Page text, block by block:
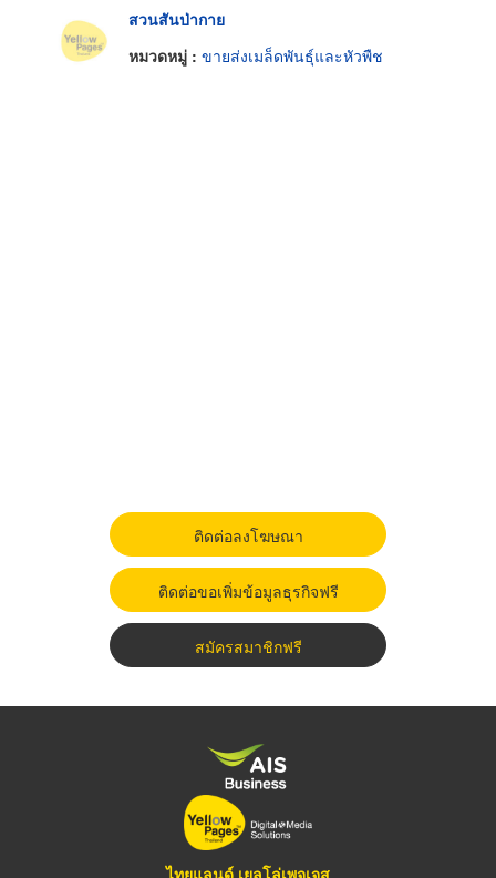
สวนสันป่ากาย
หมวดหมู่ : ขายส่งเมล็ดพันธุ์และหัวพืช
ติดต่อลงโฆษณา
ติดต่อขอเพิ่มข้อมูลธุรกิจฟรี
สมัครสมาชิกฟรี
ไทยแลนด์ เยลโล่เพจเจส